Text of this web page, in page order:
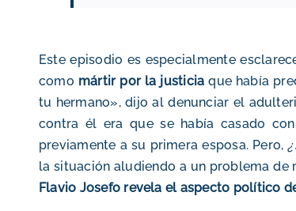
Este episodio es especialmente
como mártir por la justicia que había
tu hermano», dijo al denunciar el
contra él era que se había casado
previamente a su primera esposa. Pero,
la situación aludiendo a un problema de
Flavio Josefo revela el aspecto político